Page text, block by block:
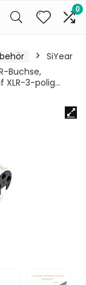
0
SiYear
Buchse,
XLR-3-polig…